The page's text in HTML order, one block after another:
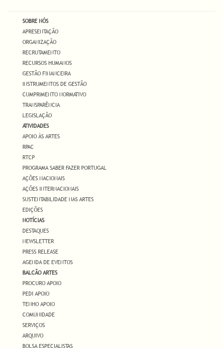
SOBRE NÓS
APRESENTAÇÃO
ORGANIZAÇÃO
RECRUTAMENTO
RECURSOS HUMANOS
GESTÃO FINANCEIRA
INSTRUMENTOS DE GESTÃO
CUMPRIMENTO NORMATIVO
TRANSPARÊNCIA
LEGISLAÇÃO
ATIVIDADES
APOIO ÀS ARTES
RPAC
RTCP
PROGRAMA SABER FAZER PORTUGAL
AÇÕES NACIONAIS
AÇÕES INTERNACIONAIS
SUSTENTABILIDADE NAS ARTES
EDIÇÕES
NOTÍCIAS
DESTAQUES
NEWSLETTER
PRESS RELEASE
AGENDA DE EVENTOS
BALCÃO ARTES
PROCURO APOIO
PEDI APOIO
TENHO APOIO
COMUNIDADE
SERVIÇOS
ARQUIVO
BOLSA ESPECIALISTAS